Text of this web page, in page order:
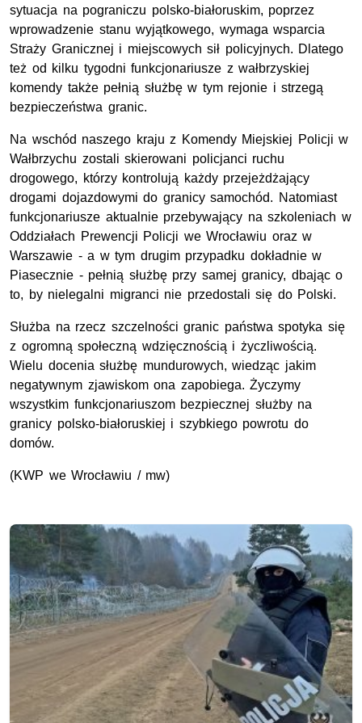
sytuacja na pograniczu polsko-białoruskim, poprzez
wprowadzenie stanu wyjątkowego, wymaga wsparcia
Straży Granicznej i miejscowych sił policyjnych. Dlatego
też od kilku tygodni funkcjonariusze z wałbrzyskiej
komendy także pełnią służbę w tym rejonie i strzegą
bezpieczeństwa granic.
Na wschód naszego kraju z Komendy Miejskiej Policji w
Wałbrzychu zostali skierowani policjanci ruchu
drogowego, którzy kontrolują każdy przejeżdżający
drogami dojazdowymi do granicy samochód. Natomiast
funkcjonariusze aktualnie przebywający na szkoleniach w
Oddziałach Prewencji Policji we Wrocławiu oraz w
Warszawie - a w tym drugim przypadku dokładnie w
Piasecznie - pełnią służbę przy samej granicy, dbając o
to, by nielegalni migranci nie przedostali się do Polski.
Służba na rzecz szczelności granic państwa spotyka się
z ogromną społeczną wdzięcznością i życzliwością.
Wielu docenia służbę mundurowych, wiedząc jakim
negatywnym zjawiskom ona zapobiega. Życzymy
wszystkim funkcjonariuszom bezpiecznej służby na
granicy polsko-białoruskiej i szybkiego powrotu do
domów.
(KWP we Wrocławiu / mw)